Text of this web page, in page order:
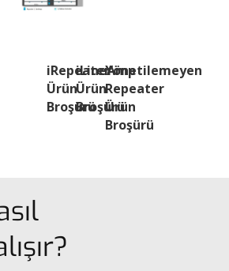
iRepeater
Ürün
Broşürü
iLineAmp
Ürün
Broşürü
Yönetilemeyen
Repeater
Ürün
Broşürü